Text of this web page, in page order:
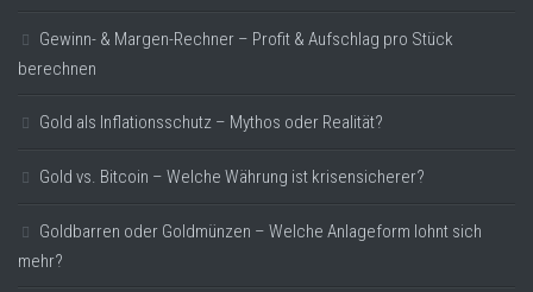
Gewinn- & Margen-Rechner – Profit & Aufschlag pro Stück
berechnen
Gold als Inflationsschutz – Mythos oder Realität?
Gold vs. Bitcoin – Welche Währung ist krisensicherer?
Goldbarren oder Goldmünzen – Welche Anlageform lohnt sich
mehr?